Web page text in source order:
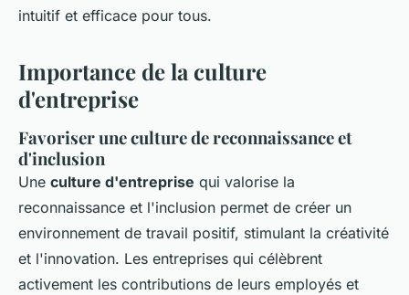
intuitif et efficace pour tous.
Importance de la culture
d'entreprise
Favoriser une culture de reconnaissance et
d'inclusion
Une culture d'entreprise qui valorise la
reconnaissance et l'inclusion permet de créer un
environnement de travail positif, stimulant la créativité
et l'innovation. Les entreprises qui célèbrent
activement les contributions de leurs employés et